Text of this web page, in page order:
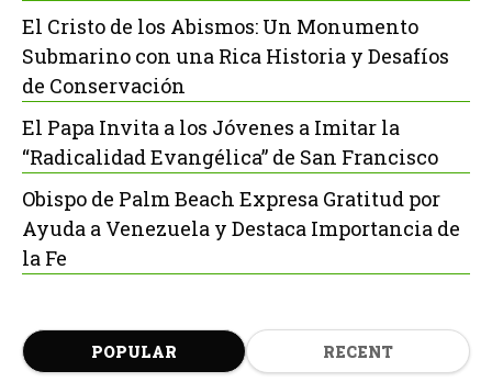
El Cristo de los Abismos: Un Monumento
Submarino con una Rica Historia y Desafíos
de Conservación
El Papa Invita a los Jóvenes a Imitar la
“Radicalidad Evangélica” de San Francisco
Obispo de Palm Beach Expresa Gratitud por
Ayuda a Venezuela y Destaca Importancia de
la Fe
POPULAR RECENT